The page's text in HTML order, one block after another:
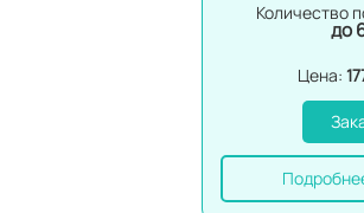
Количество
до
Цена: